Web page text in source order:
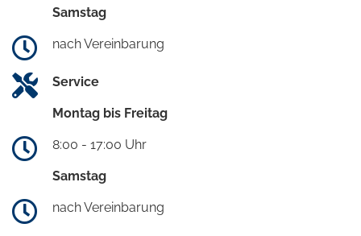
Samstag
nach Vereinbarung
Service
Montag bis Freitag
8:00 - 17:00 Uhr
Samstag
nach Vereinbarung